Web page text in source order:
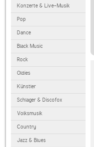
Konzerte & Live-Musik
Pop
Dance
Black Music
Rock
Oldies
Künstler
Schlager & Discofox
Volksmusik
Country
Jazz & Blues